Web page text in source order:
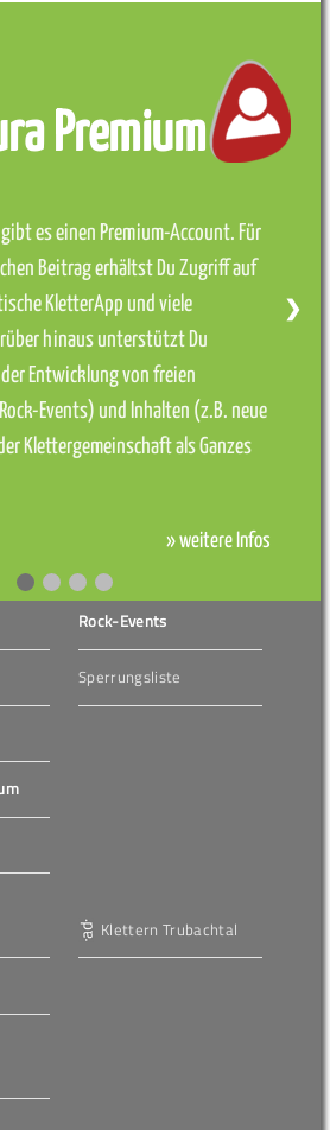
Premium
es einen Premium-Account. Für
Beitrag erhältst Du Zugriff auf
KletterApp und viele
hinaus unterstützt Du
Entwicklung von freien
Events) und Inhalten (z.B. neue
Klettergemeinschaft als Ganzes
» weitere Infos
❯
Rock-Events
Sperrungsliste
Klettern Trubachtal